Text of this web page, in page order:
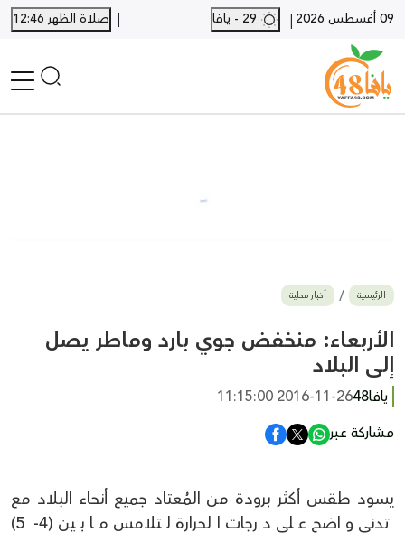
09 أغسطس 2026 |
| صلاة الظهر 12:46
بيع وشراء
أخبار القدس
وفيات
المزيد
الرئيسية أخبار محلية
الأربعاء: منخفض جوي بارد وماطر يصل
إلى البلاد
يافا48
2016-11-26 11:15:00
مشاركة عبر
يسود طقس أكثر برودة من المُعتاد جميع أنحاء البلاد مع
تدني واضح على درجات الحرارة لتلامس ما بين (4- 5)